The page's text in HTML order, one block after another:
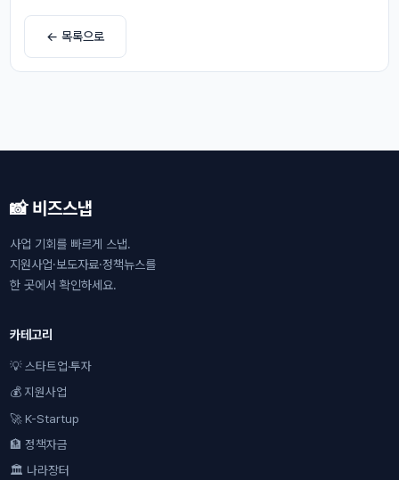
← 목록으로
📸 비즈스냅
사업 기회를 빠르게 스냅.
지원사업·보도자료·정책뉴스를
한 곳에서 확인하세요.
카테고리
💡 스타트업·투자
💰 지원사업
🚀 K-Startup
🏦 정책자금
🏛 나라장터